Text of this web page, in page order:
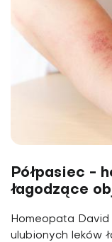
Półpasiec -
łagodzące
Homeopata
ulubionych leków